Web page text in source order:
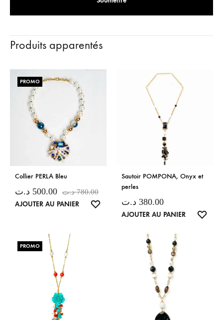
Produits apparentés
PROMO
Collier PERLA Bleu
500.00 د.ت 780.00 د.ت
AJOUTER AU PANIER
Sautoir POMPONA, Onyx et
perles
380.00 د.ت
AJOUTER AU PANIER
PROMO